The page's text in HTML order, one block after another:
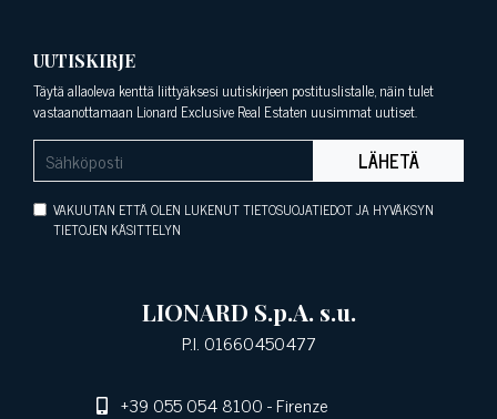
UUTISKIRJE
Täytä allaoleva kenttä liittyäksesi uutiskirjeen postituslistalle, näin tulet
vastaanottamaan Lionard Exclusive Real Estaten uusimmat uutiset.
LÄHETÄ
VAKUUTAN ETTÄ OLEN LUKENUT TIETOSUOJATIEDOT JA HYVÄKSYN
TIETOJEN KÄSITTELYN
LIONARD S.p.A. s.u.
P.I. 01660450477
+39 055 054 8100- Firenze